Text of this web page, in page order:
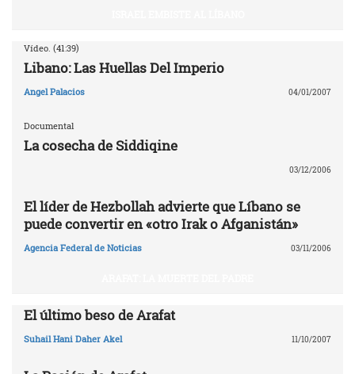
Vídeo. (41:39)
Libano: Las Huellas Del Imperio
Angel Palacios 04/01/2007
Documental
La cosecha de Siddiqine
03/12/2006
El líder de Hezbollah advierte que Líbano se
puede convertir en «otro Irak o Afganistán»
Agencia Federal de Noticias 03/11/2006
El último beso de Arafat
Suhail Hani Daher Akel 11/10/2007